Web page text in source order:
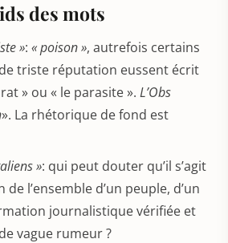
des mots
»: « poison », autrefois certains
triste réputation eussent écrit
» ou « le parasite ». L’Obs
». La rhétorique de fond est
»: qui peut douter qu’il s’agit
de l’ensemble d’un peuple, d’un
journalistique vérifiée et
vague rumeur ?